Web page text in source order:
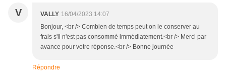
V VALLY 16/04/2023 14:07
Bonjour, <br /> Combien de temps peut on le conserver au
frais s'il n'est pas consommé immédiatement.<br /> Merci par
avance pour votre réponse.<br /> Bonne journée
Répondre